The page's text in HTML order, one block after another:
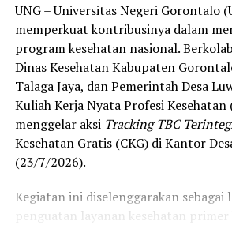
tertinggi di kawasan SulutGo
dalam Rakorwil TPAKD,” ungkap
usai kegiatan.
Indra menambahkan, skor IKAD ini
tingkat keterjangkauan,
layanan keuangan bagi masyarakat di
berada di posisi terdepan.
menjadi indikator kuat atas
daerah dalam mendorong masyarakat
UNG – Universitas Negeri Gorontalo
memperkuat kontribusinya dalam
program kesehatan nasional.
Dinas Kesehatan Kabupaten
Talaga Jaya, dan Pemerintah Desa
Kuliah Kerja Nyata Profesi Kesehatan
menggelar aksi Tracking TBC
Kesehatan Gratis (CKG) di Kantor
(23/7/2026).
Kegiatan ini diselenggarakan sebagai
penguatan layanan kesehatan primer